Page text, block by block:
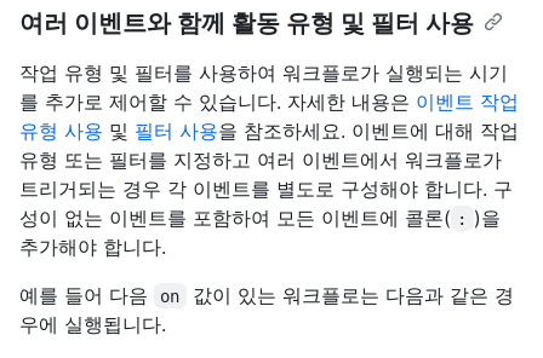
여러 이벤트와 함께 활동 유형 및 필터 사용
작업 유형 및 필터를 사용하여 워크플로가 실행되는 시기
를 추가로 제어할 수 있습니다. 자세한 내용은 이벤트 작업
유형 사용 및 필터 사용을 참조하세요. 이벤트에 대해 작업
유형 또는 필터를 지정하고 여러 이벤트에서 워크플로가
트리거되는 경우 각 이벤트를 별도로 구성해야 합니다. 구
성이 없는 이벤트를 포함하여 모든 이벤트에 콜론( :
)을
추가해야 합니다.
예를 들어 다음
on
값이 있는 워크플로는 다음과 같은 경
우에 실행됩니다.